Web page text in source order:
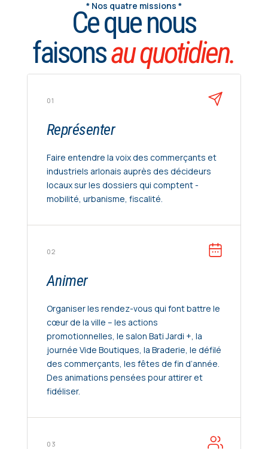
* Nos quatre missions *
Ce que nous
faisonsau quotidien.
01
Représenter
Faire entendre la voix des commerçants et
industriels arlonais auprès des décideurs
locaux sur les dossiers qui comptent -
mobilité, urbanisme, fiscalité.
02
Animer
Organiser les rendez-vous qui font battre le
cœur de la ville – les actions
promotionnelles, le salon Bati Jardi +, la
journée Vide Boutiques, la Braderie, le défilé
des commerçants, les fêtes de fin d’année.
Des animations pensées pour attirer et
fidéliser.
03